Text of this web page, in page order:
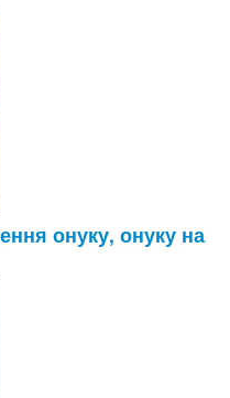
онуку, онуку на